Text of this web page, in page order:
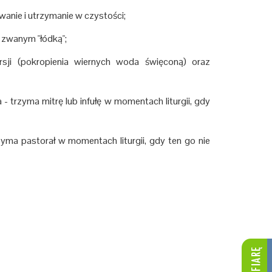
i utrzymanie w czystości;
"łódką";
(pokropienia wiernych woda święconą) oraz
trzyma mitrę lub infułę w momentach liturgii, gdy
pastorał w momentach liturgii, gdy ten go nie